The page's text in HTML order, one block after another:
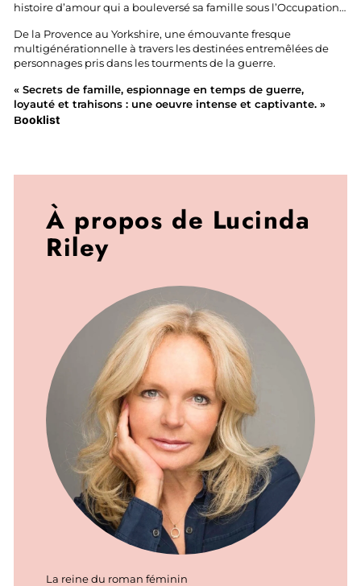
histoire d’amour qui a bouleversé sa famille sous l’Occupation…
De la Provence au Yorkshire, une émouvante fresque
multigénérationnelle à travers les destinées entremêlées de
personnages pris dans les tourments de la guerre.
« Secrets de famille, espionnage en temps de guerre,
loyauté et trahisons : une oeuvre intense et captivante. »
Booklist
À propos de Lucinda
Riley
La reine du roman féminin